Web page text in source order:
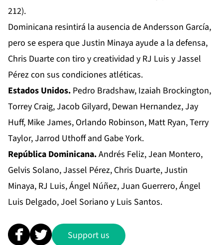
212).
Dominicana resintirá la ausencia de Andersson García,
pero se espera que Justin Minaya ayude a la defensa,
Chris Duarte con tiro y creatividad y RJ Luis y Jassel
Pérez con sus condiciones atléticas.
Estados Unidos. Pedro Bradshaw, Izaiah Brockington,
Torrey Craig, Jacob Gilyard, Dewan Hernandez, Jay
Huff, Mike James, Orlando Robinson, Matt Ryan, Terry
Taylor, Jarrod Uthoff and Gabe York.
República Dominicana.Andrés Feliz, Jean Montero,
Gelvis Solano, Jassel Pérez, Chris Duarte, Justin
Minaya, RJ Luis, Ángel Núñez, Juan Guerrero, Ángel
Luis Delgado, Joel Soriano y Luis Santos.
Support us